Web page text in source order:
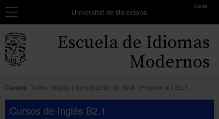
MATRÍCULA
de
los
grupos
seleccionados
seleccionado
Navegación Universitat de Barcelona
toolbar
Català
Escuela de Idiomas
Modernos
Inicio
Becas
Cursos: Todos Inglés Acreditación de nivel Presencial B2.1
Cursos de Inglés B2.1